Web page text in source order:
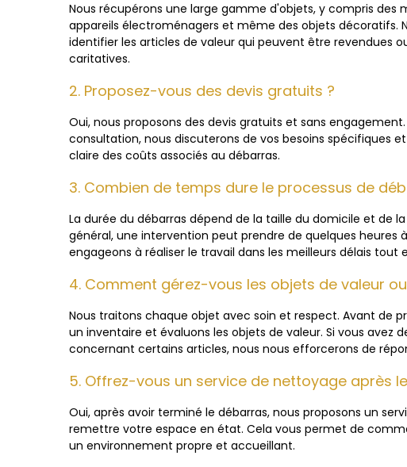
Nous récupérons une large gamme d'objets, y compris des
appareils électroménagers et même des objets décoratifs.
identifier les articles de valeur qui peuvent être revendues
caritatives.
2. Proposez-vous des devis gratuits ?
Oui, nous proposons des devis gratuits et sans
consultation, nous discuterons de vos besoins spécifiques
claire des coûts associés au débarras.
3. Combien de temps dure le processus de
La durée du débarras dépend de la taille du domicile et de
général, une intervention peut prendre de quelques heures
engageons à réaliser le travail dans les meilleurs délais
4. Comment gérez-vous les objets de valeur
Nous traitons chaque objet avec soin et respect. Avant de
un inventaire et évaluons les objets de valeur. Si vous avez
concernant certains articles, nous nous efforcerons de
5. Offrez-vous un service de nettoyage après
Oui, après avoir terminé le débarras, nous proposons un
remettre votre espace en état. Cela vous permet de
un environnement propre et accueillant.